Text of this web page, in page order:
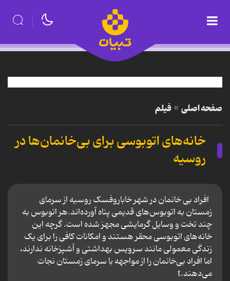
صفحه اصلی فیلم
خانه‌های اتوبوسی برای بی‌خانمان‌ها در
روسیه
افراد بی خانمان در شهر خاباروفسک روسیه از سرمای
زمستان به اتوبوس‌های قدیمی پناه آورده‌اند.هر اتوبوس‌ به
چند تخت و وسایل گرمایشی مجهز شده است. گرچه این
خانه‌های اتوبوسی محقر هستند و امکانات کافی را برای یک
زندگی معمولی مانند سرویس بهداشتی و آشپزخانه ندارند،
اما افراد بی‌خانمان را از مواجهه با سرمای زمستان نجات
می‌دهند.t